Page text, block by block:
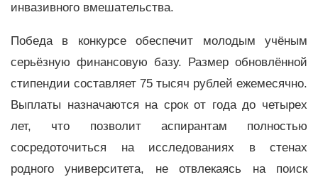
инвазивного вмешательства.
Победа в конкурсе обеспечит молодым учёным
серьёзную финансовую базу. Размер обновлённой
стипендии составляет 75 тысяч рублей ежемесячно.
Выплаты назначаются на срок от года до четырех
лет, что позволит аспирантам полностью
сосредоточиться на исследованиях в стенах
родного университета, не отвлекаясь на поиск